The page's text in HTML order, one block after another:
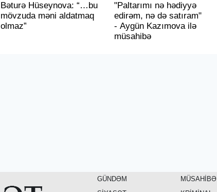
Bəturə Hüseynova: “…bu
mövzuda məni aldatmaq
olmaz”
"Paltarımı nə hədiyyə
edirəm, nə də satıram"
- Aygün Kazımova ilə
müsahibə
GÜNDƏM
MÜSAHİBƏ